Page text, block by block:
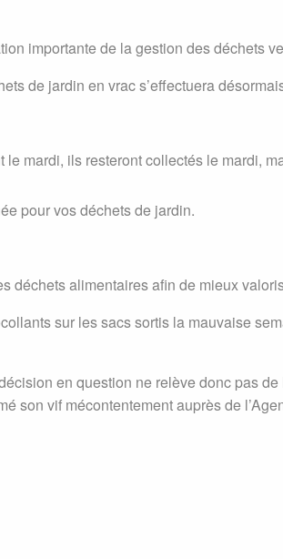
importante de la gestion des déchets
de jardin en vrac s’effectuera
mardi, ils resteront collectés le mardi,
pour vos déchets de jardin.
déchets alimentaires afin de mieux
sur les sacs sortis la mauvaise
en question ne relève donc pas
son vif mécontentement auprès de